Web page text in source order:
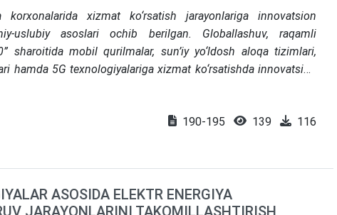
korxonalarida xizmat ko‘rsatish jarayonlariga innovatsion
uslubiy asoslari ochib berilgan. Globallashuv, raqamli
sharoitida mobil qurilmalar, sun’iy yo‘ldosh aloqa tizimlari,
hamda 5G texnologiyalariga xizmat ko‘rsatishda innovatsion
ortishi va milliy operatorlar faoliyatida innovatsion
yoritilgan. Nazariy jihatdan Shumpeterning “ijodiy
190-195 139 116
ASOSIDA ELEKTR ENERGIYA
JARAYONLARINI TAKOMILLASHTIRISH